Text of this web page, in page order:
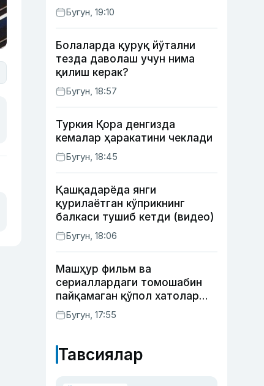
автоматлаштириш режасини
ишлаб чиқишни маъқуллади
Бугун, 19:10
Болаларда қуруқ йўтални
тезда даволаш учун нима
қилиш керак?
Бугун, 18:57
Туркия Қора денгизда
кемалар ҳаракатини чеклади
Бугун, 18:45
Қашқадарёда янги
қурилаётган кўприкнинг
балкаси тушиб кетди (видео)
Бугун, 18:06
Машҳур фильм ва
сериаллардаги томошабин
пайқамаган қўпол хатолар
(фото)
Бугун, 17:55
Тавсиялар